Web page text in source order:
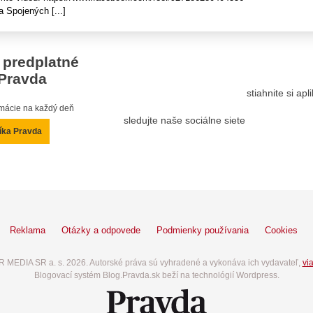
Spojených [...]
na každý deň
Pravda
sledujte naše sociálne siete
stiahnite si
Reklama Otázky a odpovede Podmienky používania Cookies
MEDIA SR a. s. 2026. Autorské práva sú vyhradené a vykonáva ich vydavateľ,
Blogovací systém Blog.Pravda.sk beží na technológií Wordpress.